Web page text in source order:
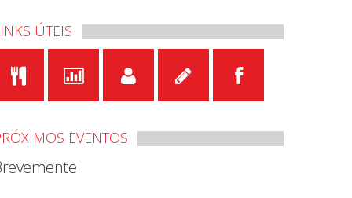
ÚTEIS
EVENTOS